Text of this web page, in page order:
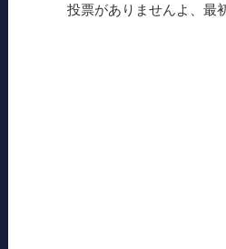
投票がありませんよ、最